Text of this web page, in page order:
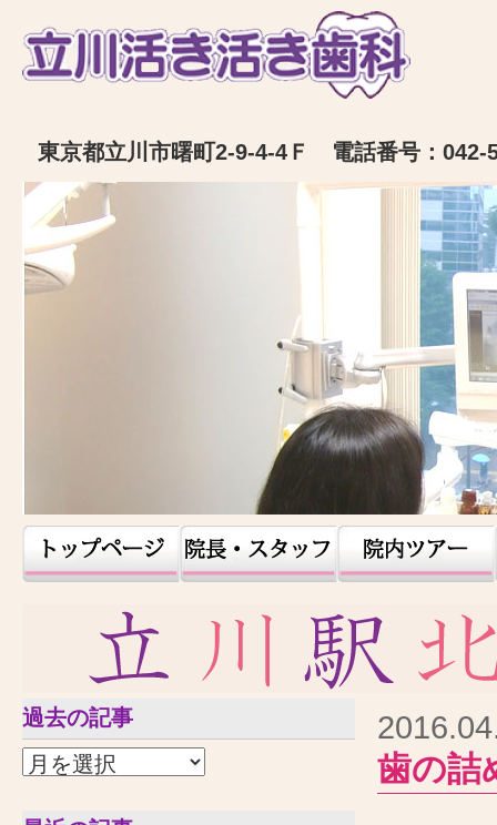
東京都立川市曙町2-9-4-4Ｆ 電話番号：042-
過去の記事
歯の詰